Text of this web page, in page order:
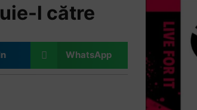
l către
WhatsApp